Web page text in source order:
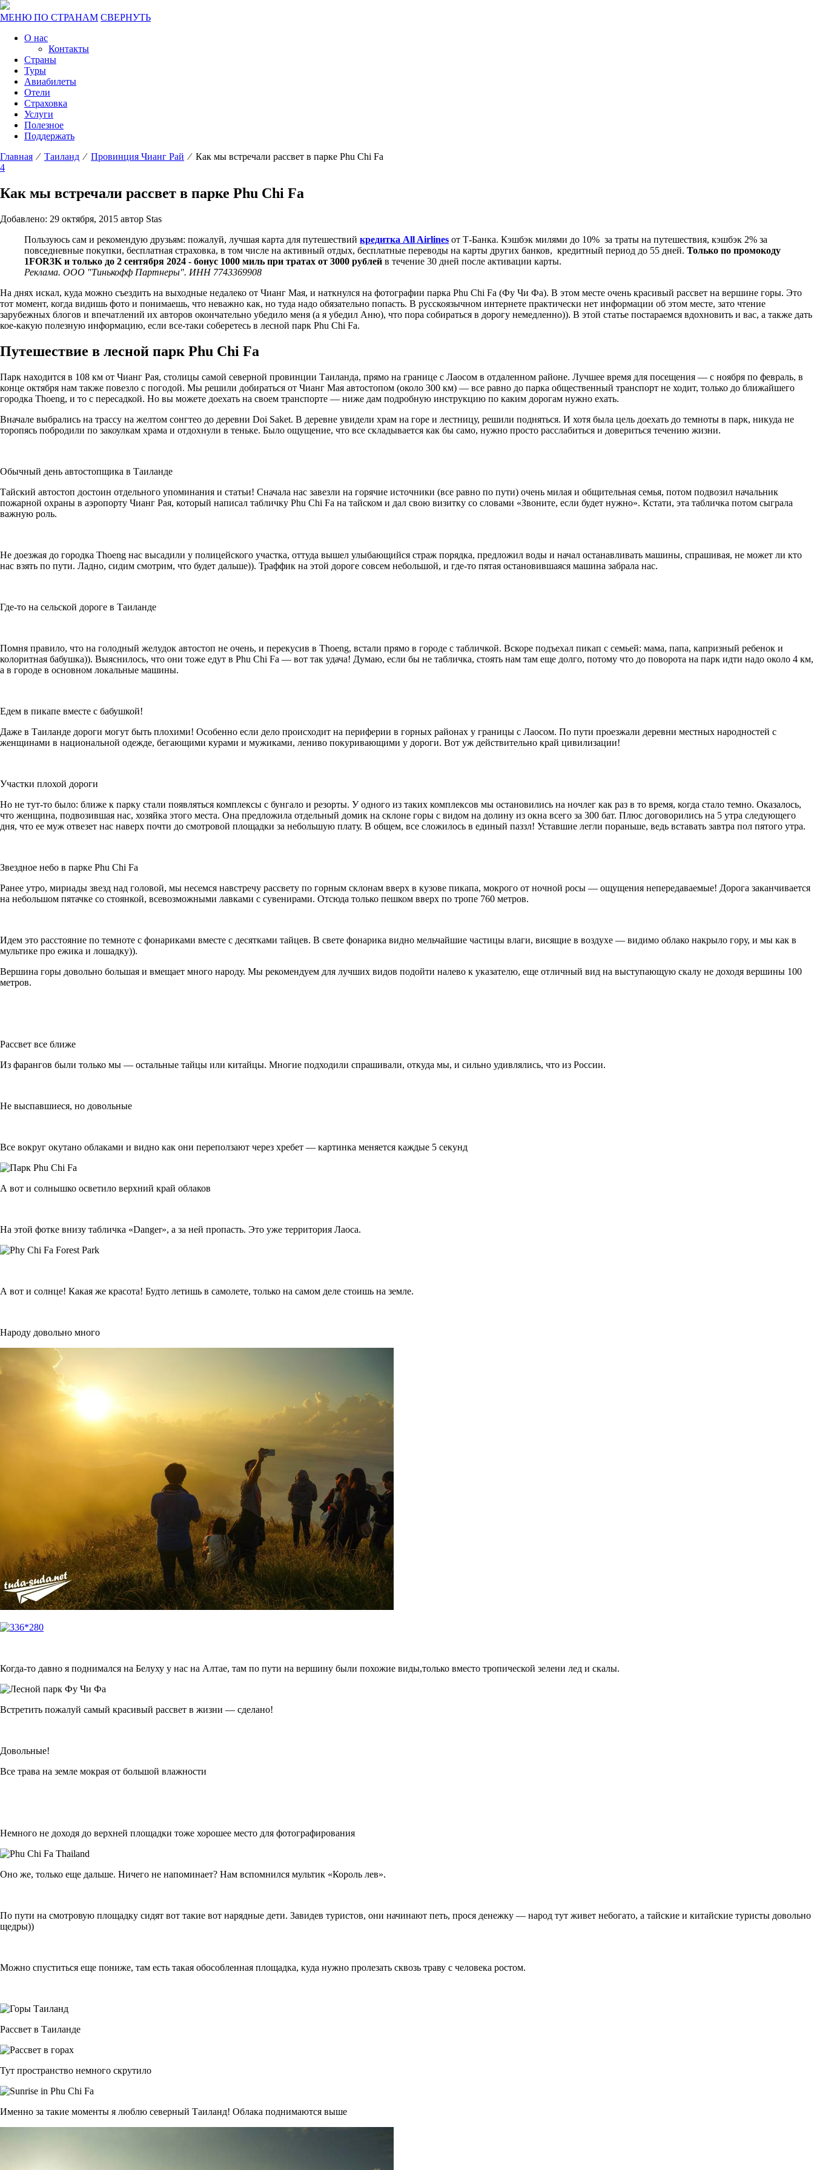
МЕНЮ ПО СТРАНАМ СВЕРНУТЬ
О нас
Контакты
Страны
Туры
Авиабилеты
Отели
Страховка
Услуги
Полезное
Поддержать
Главная ⁄ Таиланд ⁄ Провинция Чианг Рай ⁄ Как мы встречали рассвет в парке Phu Chi Fa
4
Как мы встречали рассвет в парке Phu Chi Fa
Добавлено: 29 октября, 2015 автор Stas
Пользуюсь сам и рекомендую друзьям: пожалуй, лучшая карта для путешествий кредитка All Airlines от Т-Банка. Кэшбэк милями до 10% за траты на путешествия, кэшбэк 2% за
повседневные покупки, бесплатная страховка, в том числе на активный отдых, бесплатные переводы на карты других банков, кредитный период до 55 дней. Только по промокоду
1FOR3K и только до 2 сентября 2024 - бонус 1000 миль при тратах от 3000 рублей в течение 30 дней после активации карты.
Реклама. ООО "Тинькофф Партнеры". ИНН 7743369908
На днях искал, куда можно съездить на выходные недалеко от Чианг Мая, и наткнулся на фотографии парка Phu Chi Fa (Фу Чи Фа). В этом месте очень красивый рассвет на вершине горы. Это
тот момент, когда видишь фото и понимаешь, что неважно как, но туда надо обязательно попасть. В русскоязычном интернете практически нет информации об этом месте, зато чтение
зарубежных блогов и впечатлений их авторов окончательно убедило меня (а я убедил Аню), что пора собираться в дорогу немедленно)). В этой статье постараемся вдохновить и вас, а также дать
кое-какую полезную информацию, если все-таки соберетесь в лесной парк Phu Chi Fa.
Путешествие в лесной парк Phu Chi Fa
Парк находится в 108 км от Чианг Рая, столицы самой северной провинции Таиланда, прямо на границе с Лаосом в отдаленном районе. Лучшее время для посещения — с ноября по февраль, в
конце октября нам также повезло с погодой. Мы решили добираться от Чианг Мая автостопом (около 300 км) — все равно до парка общественный транспорт не ходит, только до ближайшего
городка Thoeng, и то с пересадкой. Но вы можете доехать на своем транспорте — ниже дам подробную инструкцию по каким дорогам нужно ехать.
Вначале выбрались на трассу на желтом сонгтео до деревни Doi Saket. В деревне увидели храм на горе и лестницу, решили подняться. И хотя была цель доехать до темноты в парк, никуда не
торопясь побродили по закоулкам храма и отдохнули в теньке. Было ощущение, что все складывается как бы само, нужно просто расслабиться и довериться течению жизни.
Обычный день автостопщика в Таиланде
Тайский автостоп достоин отдельного упоминания и статьи! Сначала нас завезли на горячие источники (все равно по пути) очень милая и общительная семья, потом подвозил начальник
пожарной охраны в аэропорту Чианг Рая, который написал табличку Phu Chi Fa на тайском и дал свою визитку со словами «Звоните, если будет нужно». Кстати, эта табличка потом сыграла
важную роль.
Не доезжая до городка Thoeng нас высадили у полицейского участка, оттуда вышел улыбающийся страж порядка, предложил воды и начал останавливать машины, спрашивая, не может ли кто
нас взять по пути. Ладно, сидим смотрим, что будет дальше)). Траффик на этой дороге совсем небольшой, и где-то пятая остановившаяся машина забрала нас.
Где-то на сельской дороге в Таиланде
Помня правило, что на голодный желудок автостоп не очень, и перекусив в Thoeng, встали прямо в городе с табличкой. Вскоре подъехал пикап с семьей: мама, папа, капризный ребенок и
колоритная бабушка)). Выяснилось, что они тоже едут в Phu Chi Fa — вот так удача! Думаю, если бы не табличка, стоять нам там еще долго, потому что до поворота на парк идти надо около 4 км,
а в городе в основном локальные машины.
Едем в пикапе вместе с бабушкой!
Даже в Таиланде дороги могут быть плохими! Особенно если дело происходит на периферии в горных районах у границы с Лаосом. По пути проезжали деревни местных народностей с
женщинами в национальной одежде, бегающими курами и мужиками, лениво покуривающими у дороги. Вот уж действительно край цивилизации!
Участки плохой дороги
Но не тут-то было: ближе к парку стали появляться комплексы с бунгало и резорты. У одного из таких комплексов мы остановились на ночлег как раз в то время, когда стало темно. Оказалось,
что женщина, подвозившая нас, хозяйка этого места. Она предложила отдельный домик на склоне горы с видом на долину из окна всего за 300 бат. Плюс договорились на 5 утра следующего
дня, что ее муж отвезет нас наверх почти до смотровой площадки за небольшую плату. В общем, все сложилось в единый паззл! Уставшие легли пораньше, ведь вставать завтра пол пятого утра.
Звездное небо в парке Phu Chi Fa
Ранее утро, мириады звезд над головой, мы несемся навстречу рассвету по горным склонам вверх в кузове пикапа, мокрого от ночной росы — ощущения непередаваемые! Дорога заканчивается
на небольшом пятачке со стоянкой, всевозможными лавками с сувенирами. Отсюда только пешком вверх по тропе 760 метров.
Идем это расстояние по темноте с фонариками вместе с десятками тайцев. В свете фонарика видно мельчайшие частицы влаги, висящие в воздухе — видимо облако накрыло гору, и мы как в
мультике про ежика и лошадку)).
Вершина горы довольно большая и вмещает много народу. Мы рекомендуем для лучших видов подойти налево к указателю, еще отличный вид на выступающую скалу не доходя вершины 100
метров.
Рассвет все ближе
Из фарангов были только мы — остальные тайцы или китайцы. Многие подходили спрашивали, откуда мы, и сильно удивлялись, что из России.
Не выспавшиеся, но довольные
Все вокруг окутано облаками и видно как они переползают через хребет — картинка меняется каждые 5 секунд
А вот и солнышко осветило верхний край облаков
На этой фотке внизу табличка «Danger», а за ней пропасть. Это уже территория Лаоса.
А вот и солнце! Какая же красота! Будто летишь в самолете, только на самом деле стоишь на земле.
Народу довольно много
Когда-то давно я поднимался на Белуху у нас на Алтае, там по пути на вершину были похожие виды,только вместо тропической зелени лед и скалы.
Встретить пожалуй самый красивый рассвет в жизни — сделано!
Довольные!
Все трава на земле мокрая от большой влажности
Немного не доходя до верхней площадки тоже хорошее место для фотографирования
Оно же, только еще дальше. Ничего не напоминает? Нам вспомнился мультик «Король лев».
По пути на смотровую площадку сидят вот такие вот нарядные дети. Завидев туристов, они начинают петь, прося денежку — народ тут живет небогато, а тайские и китайские туристы довольно
щедры))
Можно спуститься еще пониже, там есть такая обособленная площадка, куда нужно пролезать сквозь траву с человека ростом.
Рассвет в Таиланде
Тут пространство немного скрутило
Именно за такие моменты я люблю северный Таиланд! Облака поднимаются выше